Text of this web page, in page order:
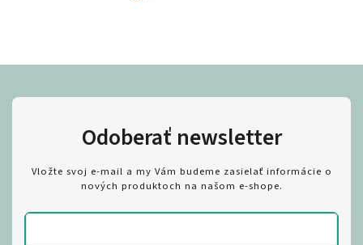
Odoberať newsletter
Vložte svoj e-mail a my Vám budeme zasielať informácie o
nových produktoch na našom e-shope.